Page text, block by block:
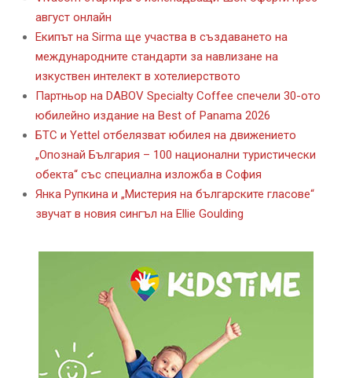
август онлайн
Екипът на Sirma ще участва в създаването на
международните стандарти за навлизане на
изкуствен интелект в хотелиерството
Партньор на DABOV Specialty Coffee спечели 30-ото
юбилейно издание на Best of Panama 2026
БТС и Yettel отбелязват юбилея на движението
„Опознай България – 100 национални туристически
обекта“ със специална изложба в София
Янка Рупкина и „Мистерия на българските гласове“
звучат в новия сингъл на Ellie Goulding